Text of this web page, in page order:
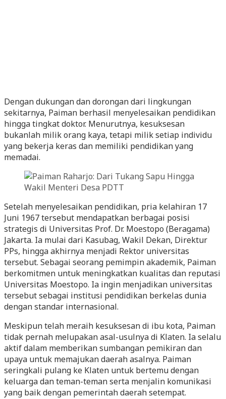
Dengan dukungan dan dorongan dari lingkungan
sekitarnya, Paiman berhasil menyelesaikan pendidikan
hingga tingkat doktor. Menurutnya, kesuksesan
bukanlah milik orang kaya, tetapi milik setiap individu
yang bekerja keras dan memiliki pendidikan yang
memadai.
Setelah menyelesaikan pendidikan, pria kelahiran 17
Juni 1967 tersebut mendapatkan berbagai posisi
strategis di Universitas Prof. Dr. Moestopo (Beragama)
Jakarta. Ia mulai dari Kasubag, Wakil Dekan, Direktur
PPs, hingga akhirnya menjadi Rektor universitas
tersebut. Sebagai seorang pemimpin akademik, Paiman
berkomitmen untuk meningkatkan kualitas dan reputasi
Universitas Moestopo. Ia ingin menjadikan universitas
tersebut sebagai institusi pendidikan berkelas dunia
dengan standar internasional.
Meskipun telah meraih kesuksesan di ibu kota, Paiman
tidak pernah melupakan asal-usulnya di Klaten. Ia selalu
aktif dalam memberikan sumbangan pemikiran dan
upaya untuk memajukan daerah asalnya. Paiman
seringkali pulang ke Klaten untuk bertemu dengan
keluarga dan teman-teman serta menjalin komunikasi
yang baik dengan pemerintah daerah setempat.